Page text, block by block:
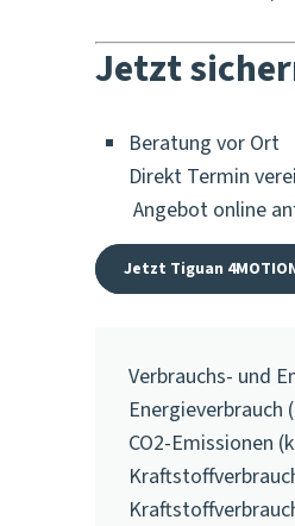
Jetzt
Beratung vor Ort
Direkt Termin
Angebot online
Jetzt Tiguan
Verbrauchs- und
Energieverbrauch
CO2-Emissionen